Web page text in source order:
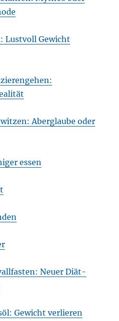
Lustvoll Gewicht
Aberglaube oder
essen
Neuer Diät-
Gewicht verlieren